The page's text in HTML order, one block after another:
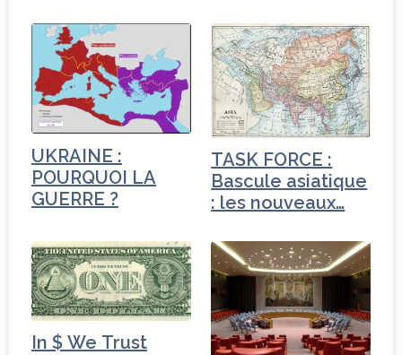
Turquie
UKRAINE :
POURQUOI LA
GUERRE ?
TASK FORCE :
Bascule asiatique
: les nouveaux…
In $ We Trust